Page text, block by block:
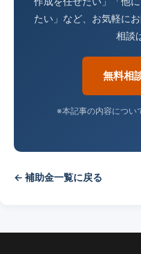
たい」など、お気軽に
相談
無料相
※本記事の内容につい
← 補助金一覧に戻る